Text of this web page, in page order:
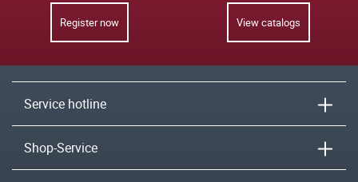
Register now View catalogs
Service hotline
Shop-Service